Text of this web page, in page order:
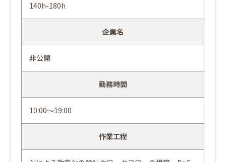
140h-180h
企業名
非公開
勤務時間
10:00～19:00
作業工程